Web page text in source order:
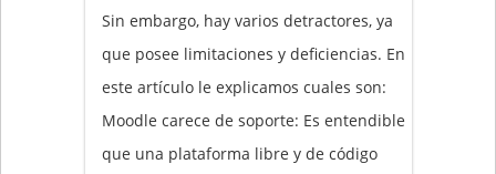
Sin embargo, hay varios detractores, ya
que posee limitaciones y deficiencias. En
este artículo le explicamos cuales son:
Moodle carece de soporte: Es entendible
que una plataforma libre y de código